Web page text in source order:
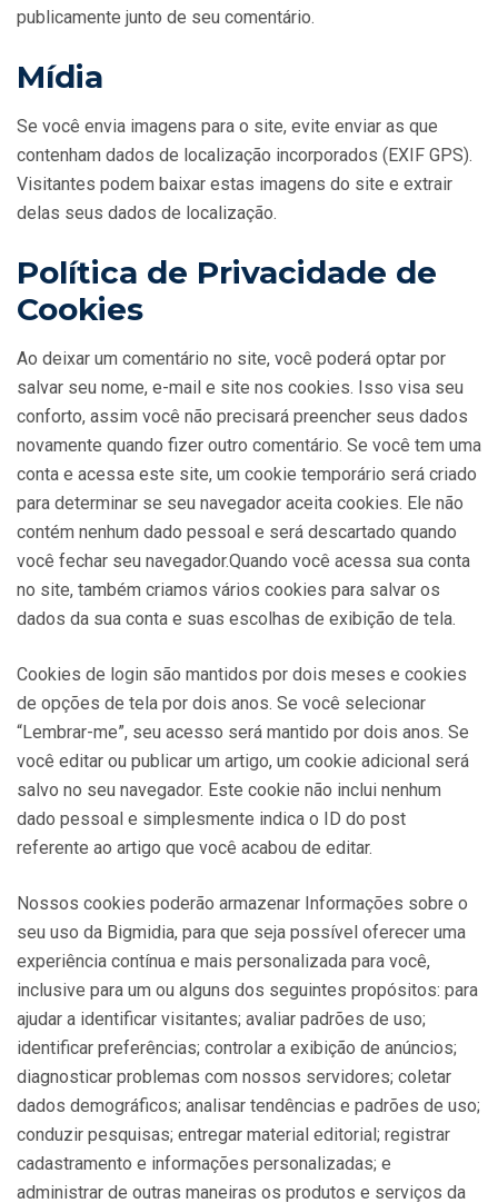
publicamente junto de seu comentário.
Mídia
Se você envia imagens para o site, evite enviar as que
contenham dados de localização incorporados (EXIF GPS).
Visitantes podem baixar estas imagens do site e extrair
delas seus dados de localização.
Política de Privacidade de
Cookies
Ao deixar um comentário no site, você poderá optar por
salvar seu nome, e-mail e site nos cookies. Isso visa seu
conforto, assim você não precisará preencher seus dados
novamente quando fizer outro comentário. Se você tem uma
conta e acessa este site, um cookie temporário será criado
para determinar se seu navegador aceita cookies. Ele não
contém nenhum dado pessoal e será descartado quando
você fechar seu navegador.Quando você acessa sua conta
no site, também criamos vários cookies para salvar os
dados da sua conta e suas escolhas de exibição de tela.
Cookies de login são mantidos por dois meses e cookies
de opções de tela por dois anos. Se você selecionar
“Lembrar-me”, seu acesso será mantido por dois anos. Se
você editar ou publicar um artigo, um cookie adicional será
salvo no seu navegador. Este cookie não inclui nenhum
dado pessoal e simplesmente indica o ID do post
referente ao artigo que você acabou de editar.
Nossos cookies poderão armazenar Informações sobre o
seu uso da Bigmidia, para que seja possível oferecer uma
experiência contínua e mais personalizada para você,
inclusive para um ou alguns dos seguintes propósitos: para
ajudar a identificar visitantes; avaliar padrões de uso;
identificar preferências; controlar a exibição de anúncios;
diagnosticar problemas com nossos servidores; coletar
dados demográficos; analisar tendências e padrões de uso;
conduzir pesquisas; entregar material editorial; registrar
cadastramento e informações personalizadas; e
administrar de outras maneiras os produtos e serviços da